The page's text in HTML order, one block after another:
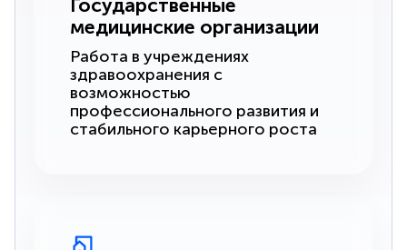
Государственные
медицинские организации
Работа в учреждениях
здравоохранения с
возможностью
профессионального развития и
стабильного карьерного роста